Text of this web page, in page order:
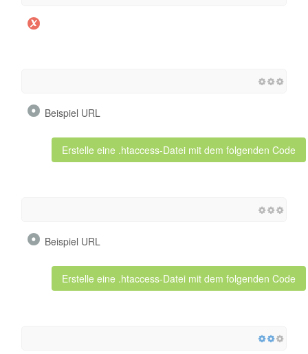
Beispiel URL
Erstelle eine .htaccess-Datei mit dem folgenden Code
Beispiel URL
Erstelle eine .htaccess-Datei mit dem folgenden Code